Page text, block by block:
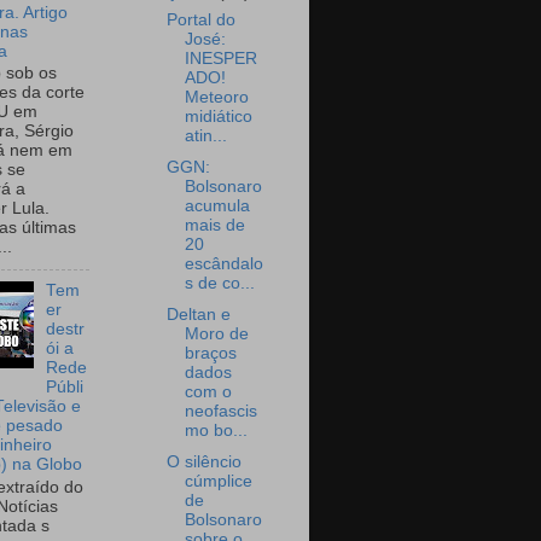
Artigo
sob os
da corte
em
Sérgio
nem em
se
a
Lula.
últimas
Tem
er
destr
ói a
Rede
Públi
e
pesado
na Globo
do
s
Portal do
José:
INESPER
ADO!
Meteoro
midiático
atin...
GGN:
Bolsonaro
acumula
mais de
20
escândalo
s de co...
Deltan e
Moro de
braços
dados
com o
neofascis
mo bo...
O silêncio
cúmplice
de
Bolsonaro